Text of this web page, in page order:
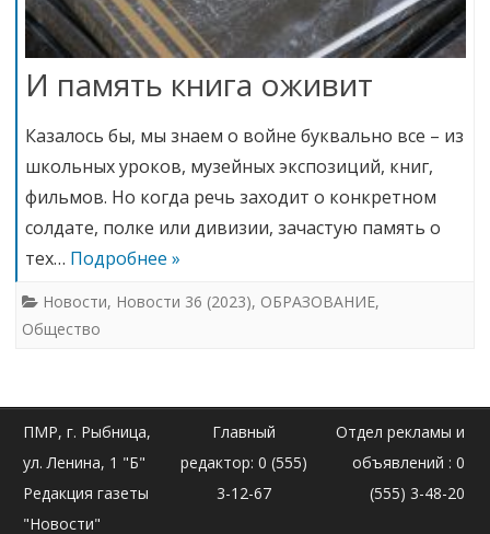
И память книга оживит
Казалось бы, мы знаем о войне буквально все – из
школьных уроков, музейных экспозиций, книг,
фильмов. Но когда речь заходит о конкретном
солдате, полке или дивизии, зачастую память о
тех… Подробнее »
Новости, Новости 36 (2023), ОБРАЗОВАНИЕ,
Общество
ПМР, г. Рыбница,
ул. Ленина, 1 "Б"
Редакция газеты
"Новости"
Главный
редактор: 0 (555)
3-12-67
Отдел рекламы и
объявлений : 0
(555) 3-48-20